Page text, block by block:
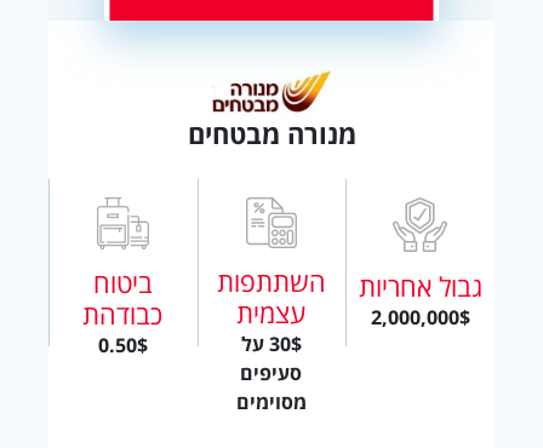
מנורה מבטחים
גבול אחריות
2,000,000$
השתתפות
עצמית
30$ על
סעיפים
מסוימים
ביטוח
כבודהת
0.50$